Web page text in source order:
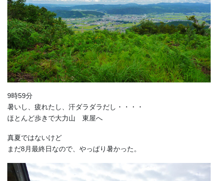
9時59分
暑いし、疲れたし、汗ダラダラだし・・・・
ほとんど歩きで大力山 東屋へ
真夏ではないけど
まだ8月最終日なので、やっぱり暑かった。